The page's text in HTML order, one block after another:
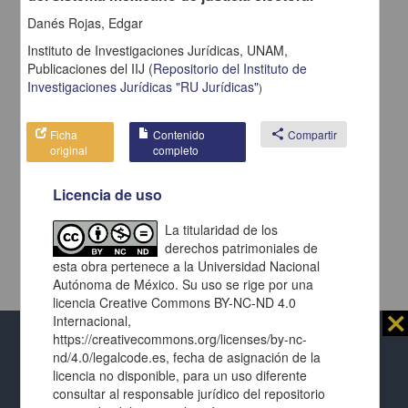
Al usar este repositorio estás aceptando sus
términos y condiciones de uso
, y te obligas a
respetar los derechos expresados en laslicencias
⨯
Repositorio Institucional de la
Danés Rojas, Edgar
Instituto de Investigaciones Jurídicas, UNAM,
Publicaciones del IIJ (Repositorio del Instituto de
Investigaciones Jurídicas "RU Jurídicas")
Ficha
original
Contenido
completo
share Compartir
Licencia de uso
La titularidad de los
derechos patrimoniales de
esta obra pertenece a la Universidad Nacional
Autónoma de México. Su uso se rige por una
licencia Creative Commons BY-NC-ND 4.0
Internacional,
https://creativecommons.org/licenses/by-nc-
nd/4.0/legalcode.es, fecha de asignación de la
licencia no disponible, para un uso diferente
consultar al responsable jurídico del repositorio